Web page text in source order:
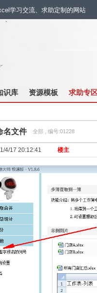
学习交流、求助定制的网站
`
识库 资源模板 求助专
名文件 全部 , 编号:01228
4/17 20:12:41 楼主